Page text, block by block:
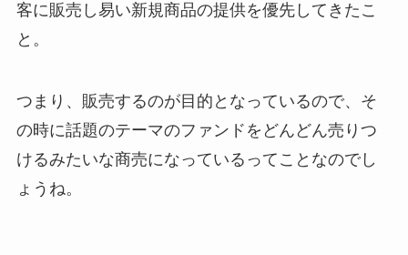
客に販売し易い新規商品の提供を優先してきたこ
と。
つまり、販売するのが目的となっているので、そ
の時に話題のテーマのファンドをどんどん売りつ
けるみたいな商売になっているってことなのでし
ょうね。